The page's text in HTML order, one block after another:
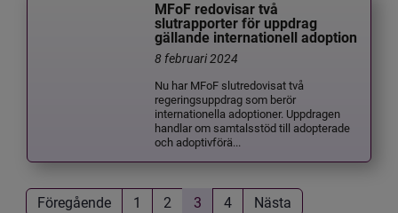
MFoF redovisar två
slutrapporter för uppdrag
gällande internationell adoption
8 februari 2024
Nu har MFoF slutredovisat två
regeringsuppdrag som berör
internationella adoptioner. Uppdragen
handlar om samtalsstöd till adopterade
och adoptivförä...
Föregående 1 2 3 4 Nästa